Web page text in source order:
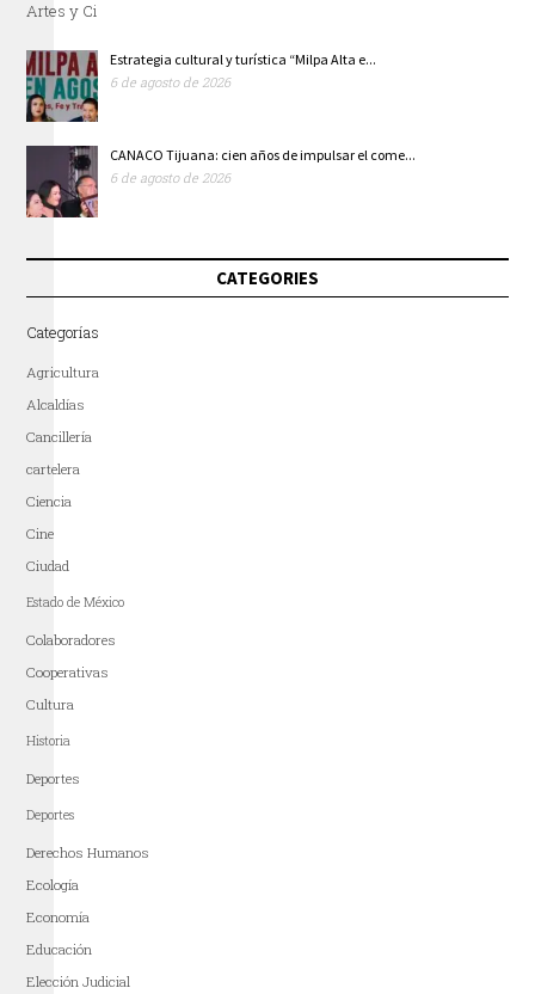
Estrategia cultural y turística “Milpa Alta e...
6 de agosto de 2026
CANACO Tijuana: cien años de impulsar el come...
6 de agosto de 2026
CATEGORIES
Categorías
Agricultura
Alcaldías
Cancillería
cartelera
Ciencia
Cine
Ciudad
Estado de México
Colaboradores
Cooperativas
Cultura
Historia
Deportes
Deportes
Derechos Humanos
Ecología
Economía
Educación
Elección Judicial